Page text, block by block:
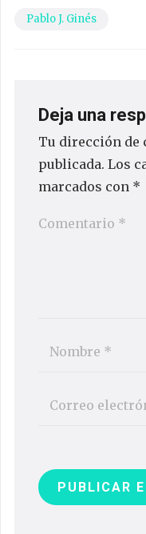
Pablo J. Ginés
Deja una
Tu dirección de
publicada. Los
marcados con *
PUBLICAR